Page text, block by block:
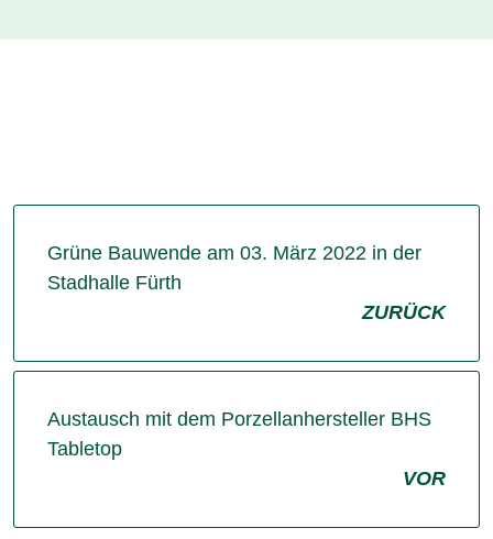
Grüne Bauwende am 03. März 2022 in der
Stadhalle Fürth
ZURÜCK
Austausch mit dem Porzellanhersteller BHS
Tabletop
VOR